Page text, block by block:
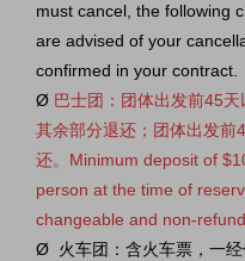
must cancel, the following
are advised of your
confirmed in your contract.
Ø 巴士团：团体出发前45
其余部分退还；团体出发前
还。Minimum deposit of
person at the time of
changeable and non-
Ø 火车团：含火车票，一经